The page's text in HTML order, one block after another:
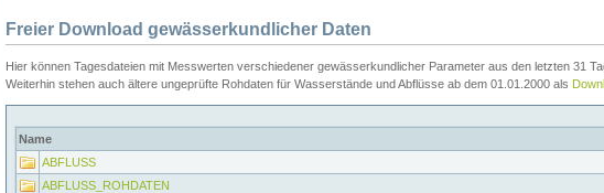
Freier Download gewässerkundlicher Daten
Hier können Tagesdateien mit Messwerten verschiedener gewässerkundlicher Parameter aus den letzten 31
Weiterhin stehen auch ältere ungeprüfte Rohdaten für Wasserstände und Abflüsse ab dem 01.01.2000 als
Name
ABFLUSS
ABFLUSS_ROHDATEN